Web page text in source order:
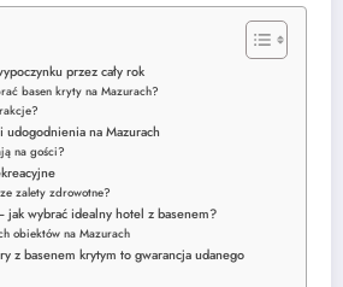
przez cały rok
basen kryty na Mazurach?
udogodnienia na Mazurach
na gości?
zalety zdrowotne?
jak wybrać idealny hotel z basenem?
obiektów na Mazurach
z basenem krytym to gwarancja udanego